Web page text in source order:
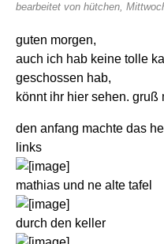
bearbeitet von hütchen,
guten morgen,
auch ich hab keine tolle
geschossen hab,
könnt ihr hier sehen. gruß
den anfang machte das
links
mathias und ne alte tafel
durch den keller